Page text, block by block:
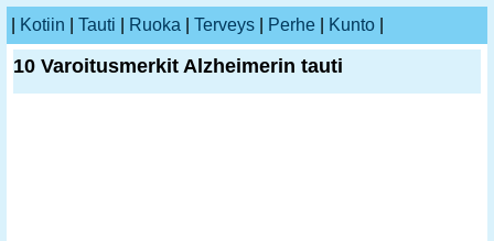
Kotiin Tauti Ruoka Terveys Perhe Kunto
10 Varoitusmerkit Alzheimerin tauti